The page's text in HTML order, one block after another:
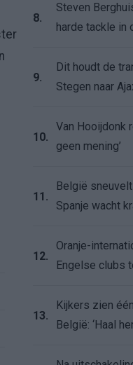
8.
Steven
harde tackle in
9.
Dit houdt de
Stegen naar
10.
Van Hooijdonk
geen mening’
11.
België
Spanje wacht
12.
Oranje-
Engelse clubs
13.
Kijkers zien
België: ‘Haal